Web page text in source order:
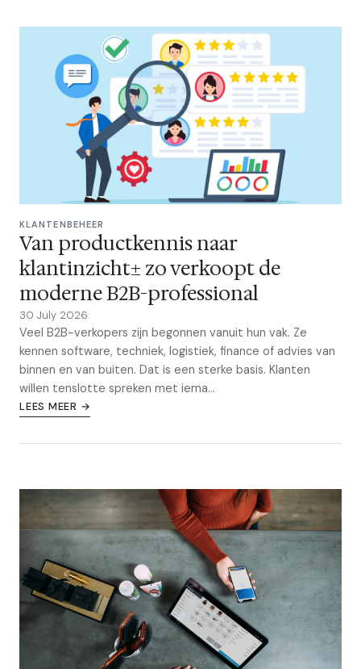
KLANTENBEHEER
Van productkennis naar
klantinzicht± zo verkoopt de
moderne B2B-professional
30 July 2026
Veel B2B-verkopers zijn begonnen vanuit hun vak. Ze
kennen software, techniek, logistiek, finance of advies van
binnen en van buiten. Dat is een sterke basis. Klanten
willen tenslotte spreken met iema...
LEES MEER →